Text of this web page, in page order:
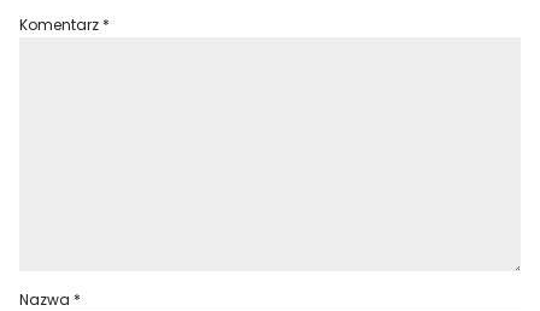
Komentarz *
Nazwa *